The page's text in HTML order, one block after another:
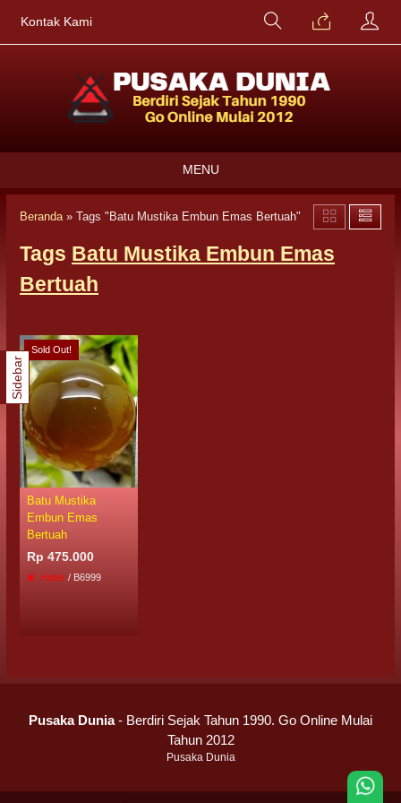
Kontak Kami
MENU
Beranda» Tags "Batu Mustika Embun Emas Bertuah"
Tags Batu Mustika Embun Emas
Bertuah
Sold Out!
Batu Mustika
Embun Emas
Bertuah
Rp 475.000
Habis / B6999
Sidebar
Pusaka Dunia- Berdiri Sejak Tahun 1990. Go Online Mulai
Tahun 2012
Pusaka Dunia